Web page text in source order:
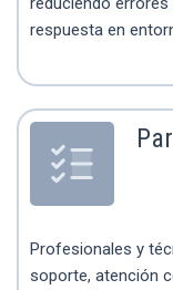
respuesta en
Profesionales y
soporte, atención